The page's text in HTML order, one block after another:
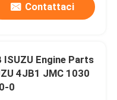
Contattaci
Engine Parts
4JB1 JMC 1030
0